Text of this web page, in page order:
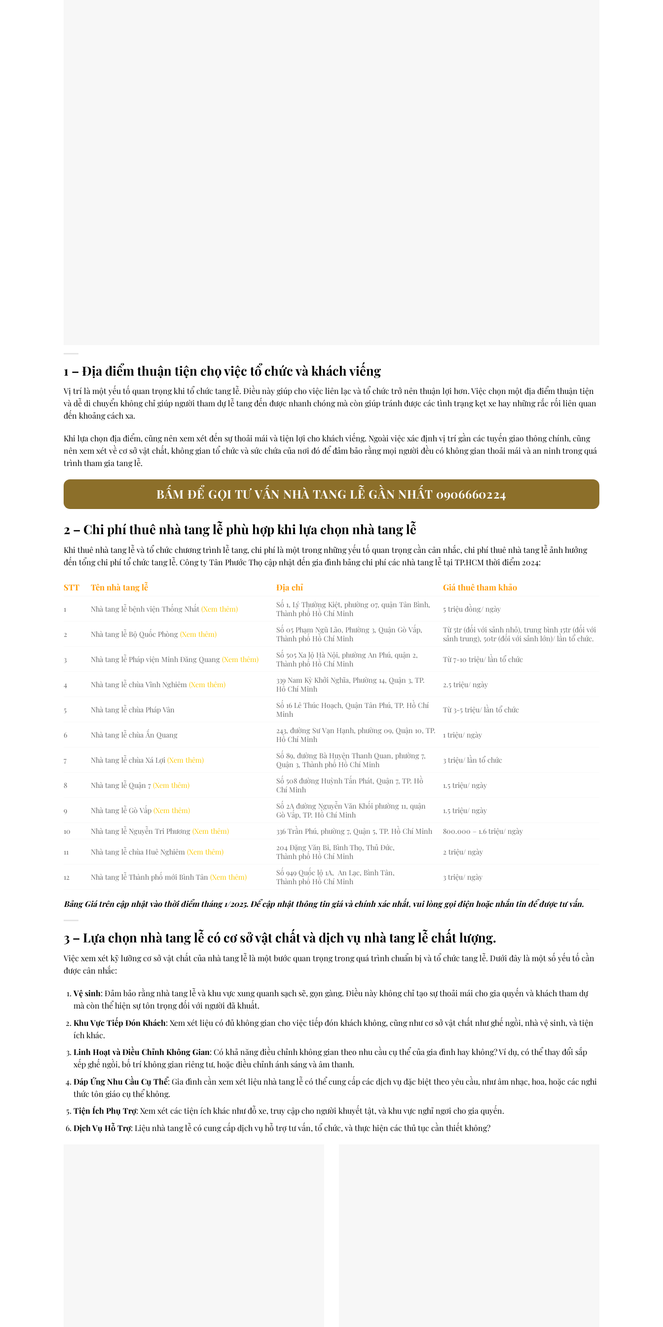
1 – Địa điểm thuận tiện chọ việc tổ chức và khách viếng
Vị trí là một yếu tố quan trọng khi tổ chức tang lễ. Điều này giúp cho việc liên lạc và tổ chức trở nên thuận lợi hơn. Việc chọn một địa điểm thuận tiện
và dễ di chuyển không chỉ giúp người tham dự lễ tang đến được nhanh chóng mà còn giúp tránh được các tình trạng kẹt xe hay những rắc rối liên quan
đến khoảng cách xa.
Khi lựa chọn địa điểm, cũng nên xem xét đến sự thoải mái và tiện lợi cho khách viếng. Ngoài việc xác định vị trí gần các tuyến giao thông chính, cũng
nên xem xét về cơ sở vật chất, không gian tổ chức và sức chứa của nơi đó để đảm bảo rằng mọi người đều có không gian thoải mái và an ninh trong quá
trình tham gia tang lễ.
BẤM ĐỂ GỌI TƯ VẤN NHÀ TANG LỄ GẦN NHẤT 0906660224
2 – Chi phí thuê nhà tang lễ phù hợp khi lựa chọn nhà tang lễ
Khi thuê nhà tang lễ và tổ chức chương trình lễ tang, chi phí là một trong những yếu tố quan trọng cần cân nhắc, chi phí thuê nhà tang lễ ảnh hưởng
đến tổng chi phí tổ chức tang lễ. Công ty Tân Phước Thọ cập nhật đến gia đình bảng chi phí các nhà tang lễ tại TP.HCM thời điểm 2024:
STT Tên nhà tang lễ Địa chỉ Giá thuê tham khảo
1 Nhà tang lễ bệnh viện Thống Nhất (Xem thêm)
Số 1, Lý Thường Kiệt, phường 07, quận Tân Bình,
Thành phố Hồ Chí Minh
5 triệu đồng/ ngày
2 Nhà tang lễ Bộ Quốc Phòng (Xem thêm)
Số 05 Phạm Ngũ Lão, Phường 3, Quận Gò Vấp,
Thành phố Hồ Chí Minh
Từ 5tr (đối với sảnh nhỏ), trung bình 15tr (đối với
sảnh trung), 50tr (đối với sảnh lớn)/ lần tổ chức.
3 Nhà tang lễ Pháp viện Minh Đăng Quang (Xem thêm)
Số 505 Xa lộ Hà Nội, phường An Phú, quận 2,
Thành phố Hồ Chí Minh
Từ 7-10 triệu/ lần tổ chức
4 Nhà tang lễ chùa Vĩnh Nghiêm (Xem thêm)
339 Nam Kỳ Khởi Nghĩa, Phường 14, Quận 3, TP.
Hồ Chí Minh
2.5 triệu/ ngày
5 Nhà tang lễ chùa Pháp Vân
Số 16 Lê Thúc Hoạch, Quận Tân Phú, TP. Hồ Chí
Minh
Từ 3-5 triệu/ lần tổ chức
6 Nhà tang lễ chùa Ấn Quang
243, đường Sư Vạn Hạnh, phường 09, Quận 10, TP.
Hồ Chí Minh
1 triệu/ ngày
7 Nhà tang lễ chùa Xá Lợi (Xem thêm)
Số 89, đường Bà Huyện Thanh Quan, phường 7,
Quận 3, Thành phố Hồ Chí Minh
3 triệu/ lần tổ chức
8 Nhà tang lễ Quận 7 (Xem thêm)
Số 508 đường Huỳnh Tấn Phát, Quận 7, TP. Hồ
Chí Minh
1.5 triệu/ ngày
9 Nhà tang lễ Gò Vấp (Xem thêm)
Số 2A đường Nguyễn Văn Khối phường 11, quận
Gò Vấp, TP. Hồ Chí Minh
1.5 triệu/ ngày
10 Nhà tang lễ Nguyễn Tri Phương (Xem thêm) 336 Trần Phú, phường 7, Quận 5, TP. Hồ Chí Minh 800.000 – 1.6 triệu/ ngày
11 Nhà tang lễ chùa Huê Nghiêm (Xem thêm)
204 Đặng Văn Bi, Bình Thọ, Thủ Đức,
Thành phố Hồ Chí Minh
2 triệu/ ngày
12 Nhà tang lễ Thành phố mới Bình Tân (Xem thêm)
Số 949 Quốc lộ 1A, An Lạc, Bình Tân,
Thành phố Hồ Chí Minh
3 triệu/ ngày
Bảng Giá trên cập nhật vào thời điểm tháng 1/2025. Để cập nhật thông tin giá và chính xác nhất, vui lòng gọi điện hoặc nhắn tin để được tư vấn.
3 – Lựa chọn nhà tang lễ có cơ sở vật chất và dịch vụ nhà tang lễ chất lượng.
Việc xem xét kỹ lưỡng cơ sở vật chất của nhà tang lễ là một bước quan trọng trong quá trình chuẩn bị và tổ chức tang lễ. Dưới đây là một số yếu tố cần
được cân nhắc:
Vệ sinh: Đảm bảo rằng nhà tang lễ và khu vực xung quanh sạch sẽ, gọn gàng. Điều này không chỉ tạo sự thoải mái cho gia quyến và khách tham dự
mà còn thể hiện sự tôn trọng đối với người đã khuất.
Khu Vực Tiếp Đón Khách: Xem xét liệu có đủ không gian cho việc tiếp đón khách không, cũng như cơ sở vật chất như ghế ngồi, nhà vệ sinh, và tiện
ích khác.
Linh Hoạt và Điều Chỉnh Không Gian: Có khả năng điều chỉnh không gian theo nhu cầu cụ thể của gia đình hay không? Ví dụ, có thể thay đổi sắp
xếp ghế ngồi, bố trí không gian riêng tư, hoặc điều chỉnh ánh sáng và âm thanh.
Đáp Ứng Nhu Cầu Cụ Thể: Gia đình cần xem xét liệu nhà tang lễ có thể cung cấp các dịch vụ đặc biệt theo yêu cầu, như âm nhạc, hoa, hoặc các nghi
thức tôn giáo cụ thể không.
Tiện Ích Phụ Trợ: Xem xét các tiện ích khác như đỗ xe, truy cập cho người khuyết tật, và khu vực nghỉ ngơi cho gia quyến.
Dịch Vụ Hỗ Trợ: Liệu nhà tang lễ có cung cấp dịch vụ hỗ trợ tư vấn, tổ chức, và thực hiện các thủ tục cần thiết không?